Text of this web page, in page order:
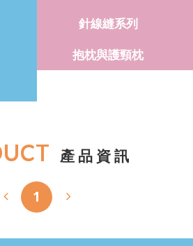
針線縫系列
抱枕與護頸枕
產品資訊
1